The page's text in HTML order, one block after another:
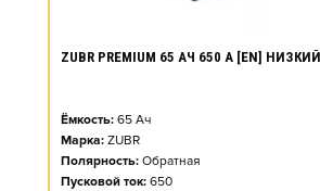
ZUBR PREMIUM 65 АЧ 650 А [EN]
Ёмкость: 65 Ач
Марка: ZUBR
Полярность: Обратная
Пусковой ток: 650